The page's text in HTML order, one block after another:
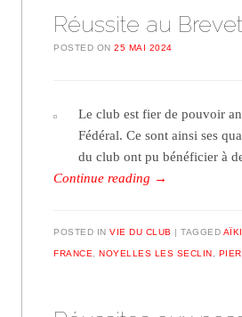
Réussite au
POSTED ON25 MAI 2024
Le club est fier de pouvoir
Fédéral. Ce sont ainsi ses
du club ont pu bénéficier à
Continue reading →
POSTED INVIE DU CLUB TAGGED
FRANCE ,NOYELLES LES SECLIN